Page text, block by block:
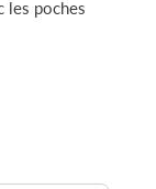
les poches